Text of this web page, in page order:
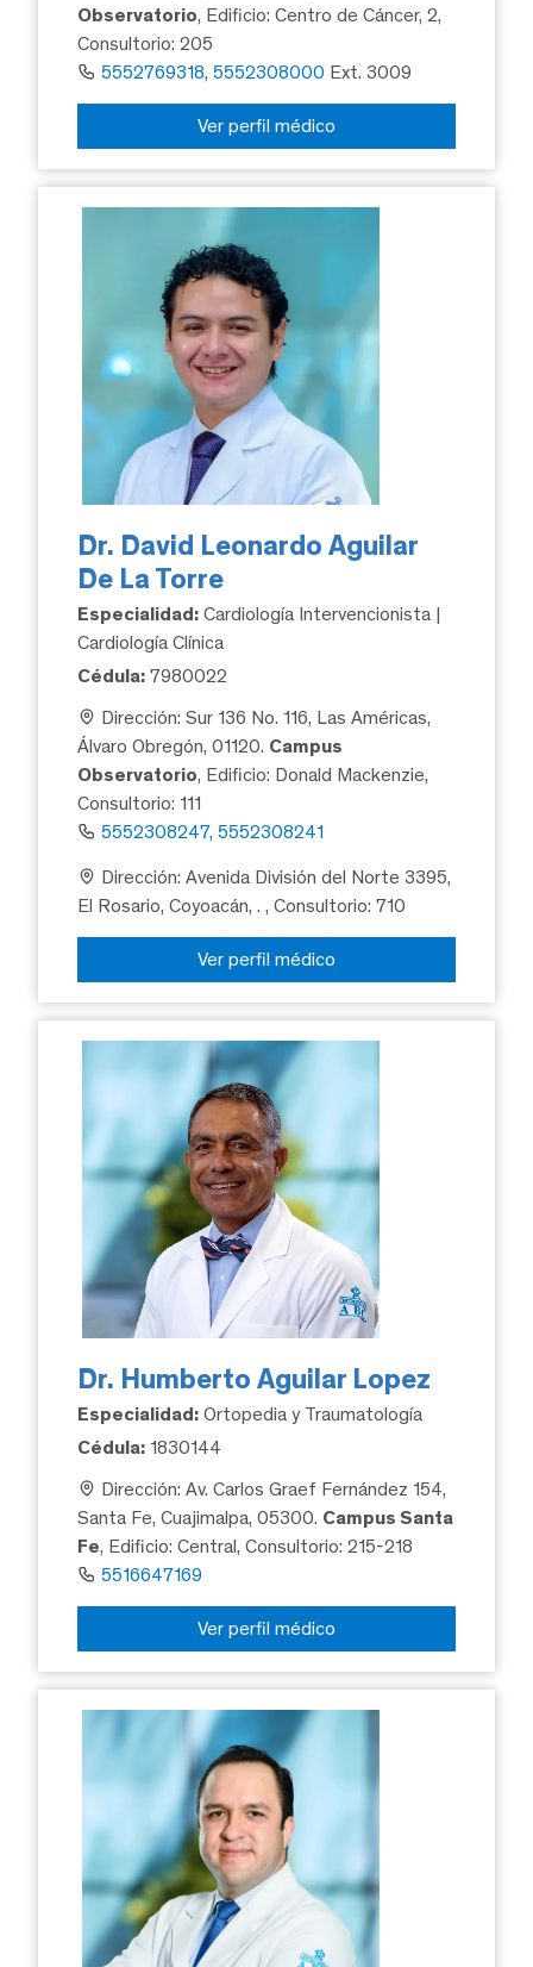
Observatorio, Edificio: Centro de Cáncer, 2,
Consultorio: 205
5552769318, 5552308000 Ext. 3009
Ver perfil médico
Dr. David Leonardo Aguilar
De La Torre
Especialidad: Cardiología Intervencionista |
Cardiología Clínica
Cédula: 7980022
Dirección: Sur 136 No. 116, Las Américas,
Álvaro Obregón, 01120. Campus
Observatorio, Edificio: Donald Mackenzie,
Consultorio: 111
5552308247, 5552308241
Dirección: Avenida División del Norte 3395,
El Rosario, Coyoacán, ., Consultorio: 710
Ver perfil médico
Dr. Humberto Aguilar Lopez
Especialidad: Ortopedia y Traumatología
Cédula: 1830144
Dirección: Av. Carlos Graef Fernández 154,
Santa Fe, Cuajimalpa, 05300. Campus Santa
Fe, Edificio: Central, Consultorio: 215-218
5516647169
Ver perfil médico